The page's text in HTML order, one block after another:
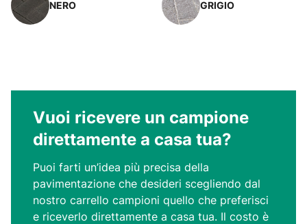
NERO GRIGIO
Vuoi ricevere un campione
direttamente a casa tua?
Puoi farti un’idea più precisa della
pavimentazione che desideri scegliendo dal
nostro carrello campioni quello che preferisci
e riceverlo direttamente a casa tua. Il costo è